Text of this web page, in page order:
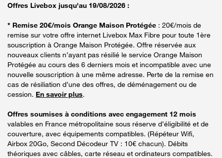
Offres Livebox jusqu'au 19/08/2026 :
* Remise 20€/mois Orange Maison Protégée : 20€/mois de
remise sur votre offre internet Livebox Max Fibre pour toute 1ère
souscription à Orange Maison Protégée. Offre réservée aux
nouveaux clients n’ayant pas résilié le service Orange Maison
Protégée au cours des 6 derniers mois et incompatible avec une
nouvelle souscription à une même adresse. Perte de la remise en
cas de résiliation d’une des offres, de déménagement ou de
cession. En savoir plus.
Offres soumises à conditions avec engagement 12 mois
valables en France métropolitaine sous réserve d’éligibilité et de
couverture, avec équipements compatibles. (Répéteur Wifi,
Airbox 20Go, Second Décodeur TV : 10€ chacun). Débits
théoriques avec câbles, carte réseau et ordinateurs compatibles.